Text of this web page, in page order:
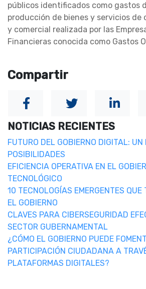
públicos identificados como gastos
producción de bienes y servicios de
y comercial realizada por las
Financieras conocida como Gastos
Compartir
NOTICIAS RECIENTES
FUTURO DEL GOBIERNO DIGITAL: UN
POSIBILIDADES
EFICIENCIA OPERATIVA EN EL
TECNOLÓGICO
10 TECNOLOGÍAS EMERGENTES QUE
EL GOBIERNO
CLAVES PARA CIBERSEGURIDAD
SECTOR GUBERNAMENTAL
¿CÓMO EL GOBIERNO PUEDE
PARTICIPACIÓN CIUDADANA A
PLATAFORMAS DIGITALES?